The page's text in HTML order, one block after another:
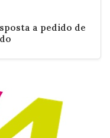
a pedido de